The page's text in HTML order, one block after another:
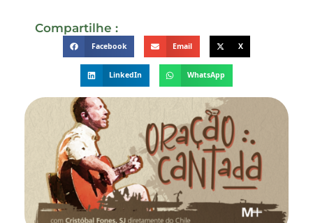
Compartilhe :
Facebook Email X
LinkedIn WhatsApp